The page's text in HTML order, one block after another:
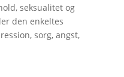
seksualitet og
den enkeltes
sorg, angst,